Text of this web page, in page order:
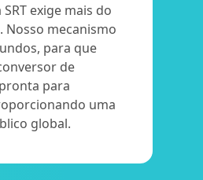
exige mais do
mecanismo
para que
de
para
uma
global.